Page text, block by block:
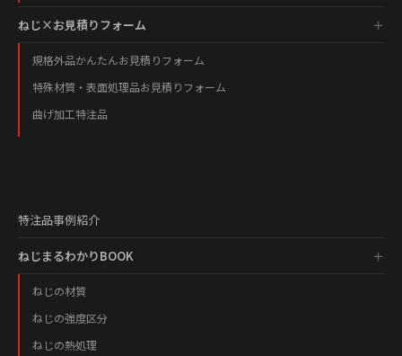
ねじ×お見積りフォーム
規格外品かんたんお見積りフォーム
特殊材質・表面処理品お見積りフォーム
曲げ加工特注品
特注品事例紹介
ねじまるわかりBOOK
ねじの材質
ねじの強度区分
ねじの熱処理